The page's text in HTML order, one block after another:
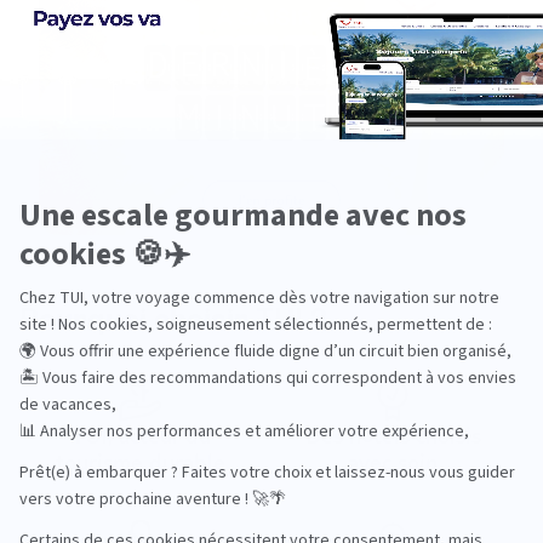
Pourquoi choisir TUI ?
TUI, acteur du
tourisme durable
Des hôtels choisis
avec soin